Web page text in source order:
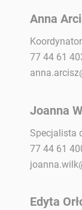
Anna
77 44 61
Joanna
Specjalista
77 44 61
Edyta